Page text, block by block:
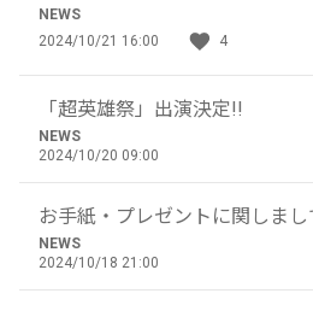
NEWS
2024/10/21 16:00
4
「超英雄祭」出演決定!!
NEWS
2024/10/20 09:00
お手紙・プレゼントに関しまし
NEWS
2024/10/18 21:00